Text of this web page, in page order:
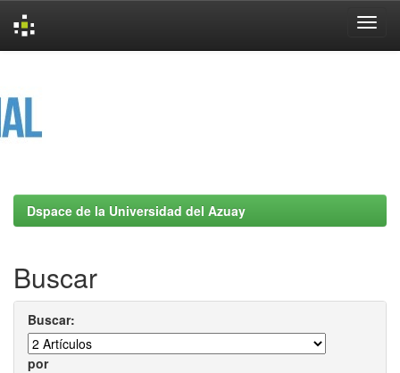
Dspace de la Universidad del Azuay
Buscar
Buscar:
por